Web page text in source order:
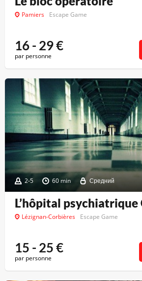
Pamiers Escape Game
16 - 29€
par personne
2-5 60 min Средний
L’hôpital psychiatrique
Lézignan-Corbières Escape Game
15 - 25€
par personne